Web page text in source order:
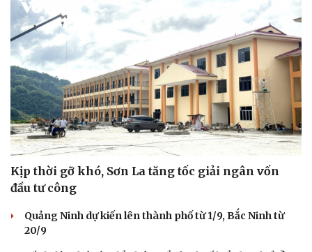
Kịp thời gỡ khó, Sơn La tăng tốc giải ngân vốn
đầu tư công
Quảng Ninh dự kiến lên thành phố từ 1/9, Bắc Ninh từ
20/9